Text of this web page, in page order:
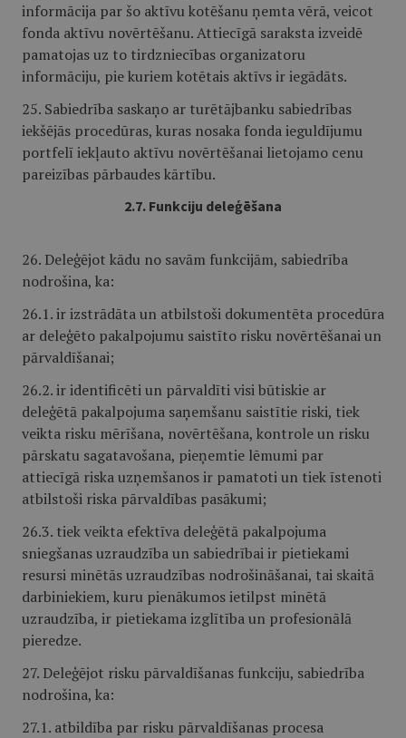
informācija par šo aktīvu kotēšanu ņemta vērā, veicot
fonda aktīvu novērtēšanu. Attiecīgā saraksta izveidē
pamatojas uz to tirdzniecības organizatoru
informāciju, pie kuriem kotētais aktīvs ir iegādāts.
25. Sabiedrība saskaņo ar turētājbanku sabiedrības
iekšējās procedūras, kuras nosaka fonda ieguldījumu
portfelī iekļauto aktīvu novērtēšanai lietojamo cenu
pareizības pārbaudes kārtību.
2.7. Funkciju deleģēšana
26. Deleģējot kādu no savām funkcijām, sabiedrība
nodrošina, ka:
26.1. ir izstrādāta un atbilstoši dokumentēta procedūra
ar deleģēto pakalpojumu saistīto risku novērtēšanai un
pārvaldīšanai;
26.2. ir identificēti un pārvaldīti visi būtiskie ar
deleģētā pakalpojuma saņemšanu saistītie riski, tiek
veikta risku mērīšana, novērtēšana, kontrole un risku
pārskatu sagatavošana, pieņemtie lēmumi par
attiecīgā riska uzņemšanos ir pamatoti un tiek īstenoti
atbilstoši riska pārvaldības pasākumi;
26.3. tiek veikta efektīva deleģētā pakalpojuma
sniegšanas uzraudzība un sabiedrībai ir pietiekami
resursi minētās uzraudzības nodrošināšanai, tai skaitā
darbiniekiem, kuru pienākumos ietilpst minētā
uzraudzība, ir pietiekama izglītība un profesionālā
pieredze.
27. Deleģējot risku pārvaldīšanas funkciju, sabiedrība
nodrošina, ka:
27.1. atbildība par risku pārvaldīšanas procesa